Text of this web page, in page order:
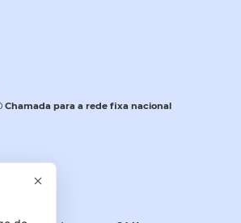
Chamada para a rede fixa nacional